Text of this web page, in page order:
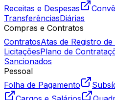
Receitas e Despesas
TransferênciasDiárias
Compras e Contratos
ContratosAtas de Registro
LicitaçõesPlano de
Sancionados
Pessoal
Folha de Pagamento